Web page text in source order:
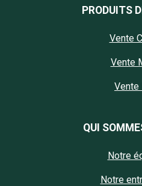
PRODUITS
Vente
Vente
Vente
QUI
Notre
Notre